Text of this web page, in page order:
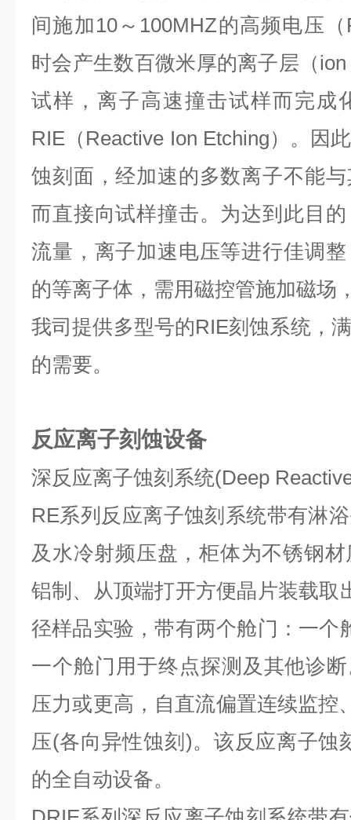
间施加10～100MHZ的高频电压
时会产生数百微米厚的离子层（
试样，离子高速撞击试样而完成
RIE（Reactive Ion Etching）。因
蚀刻面，经加速的多数离子不能
而直接向试样撞击。为达到此目
流量，离子加速电压等进行佳调
的等离子体，需用磁控管施加磁场
我司提供多型号的RIE刻蚀系统，
的需要。
反应离子刻蚀设备
深反应离子蚀刻系统(Deep
RE系列反应离子蚀刻系统带有淋
及水冷射频压盘，柜体为不锈钢
铝制、从顶端打开方便晶片装载取
径样品实验，带有两个舱门：一个
一个舱门用于终点探测及其他诊
压力或更高，自直流偏置连续监控
压(各向异性蚀刻)。该反应离子蚀
的全自动设备。